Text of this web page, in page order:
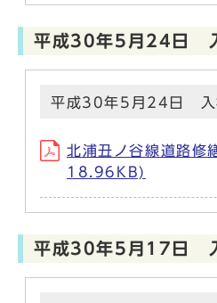
平成30年5月24日
平成30年5月24日 入
北浦丑ノ谷線道路修
18.96KB)
平成30年5月17日